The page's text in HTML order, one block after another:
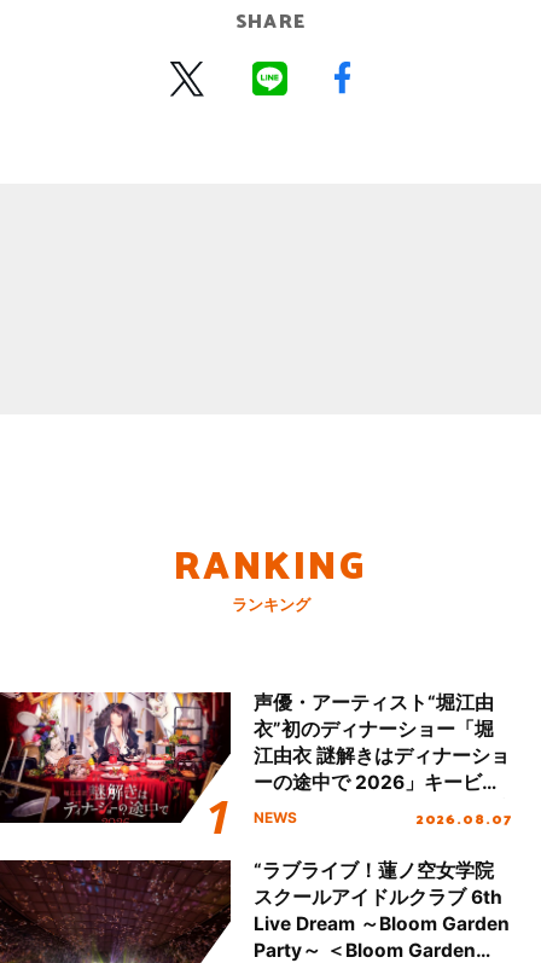
SHARE
RANKING
ランキング
声優・アーティスト“堀江由
衣”初のディナーショー「堀
江由衣 謎解きはディナーショ
ーの途中で 2026」キービジ
ュアル＆グッズラインナップ
NEWS 2026.08.07
“ラブライブ！蓮ノ空女学院
スクールアイドルクラブ 6th
Live Dream ～Bloom Garden
Party～ ＜Bloom Garden